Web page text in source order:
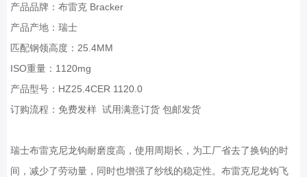
产品品牌：布雷克 Bracker
产品产地：瑞士
匹配钢领高度：25.4MM
ISO重量：1120mg
产品型号：HZ25.4CER 1120.0
订购流程：免费发样 试用满意订货 包邮发货
瑞士布雷克尼龙钩耐磨度高，使用周期长，为工厂省去了换钩的时
间，减少了劳动量，同时也增强了纱线的稳定性。布雷克尼龙钩飞